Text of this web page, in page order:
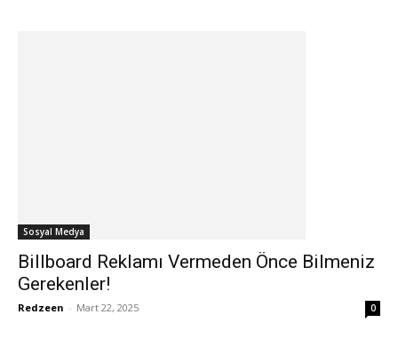
Sosyal Medya
Billboard Reklamı Vermeden Önce Bilmeniz
Gerekenler!
Redzeen - Mart 22, 2025 0